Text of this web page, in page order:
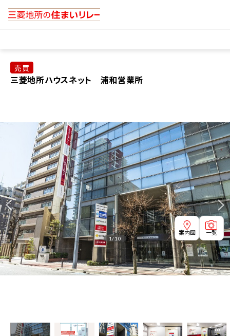
売買
三菱地所ハウスネット 浦和営業所
1/10
案内図 一覧